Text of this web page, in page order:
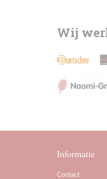
Wij
Informatie
Contact